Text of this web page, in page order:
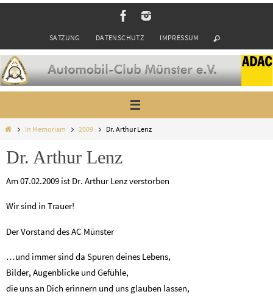
SATZUNG DATENSCHUTZ IMPRESSUM
StartIn Memoriam 2009 Dr. Arthur Lenz
Dr. Arthur Lenz
Am 07.02.2009 ist Dr. Arthur Lenz verstorben
Wir sind in Trauer!
Der Vorstand des AC Münster
…und immer sind da Spuren deines Lebens,
Bilder, Augenblicke und Gefühle,
die uns an Dich erinnern und uns glauben lassen,